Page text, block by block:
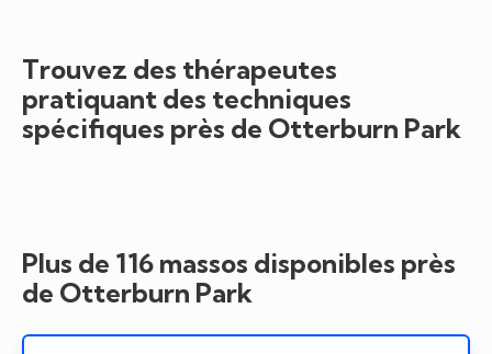
Trouvez des thérapeutes
pratiquant des techniques
spécifiques près de Otterburn Park
Plus de 116 massos disponibles près
de Otterburn Park